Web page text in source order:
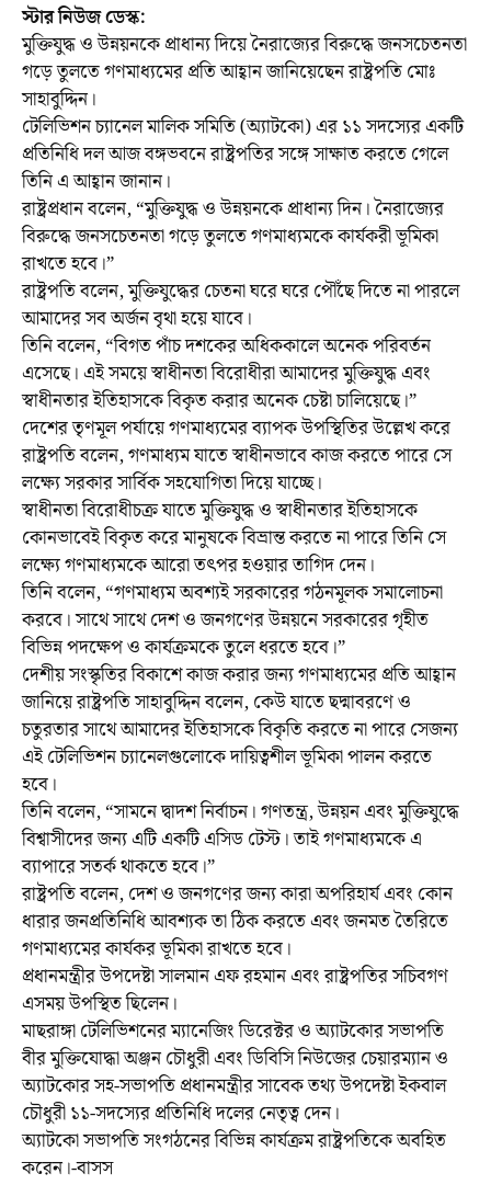
স্টার নিউজ ডেস্ক:
মুক্তিযুদ্ধ ও উন্নয়নকে প্রাধান্য দিয়ে নৈরাজ্যের বিরুদ্ধে জনসচেতনতা
গড়ে তুলতে গণমাধ্যমের প্রতি আহ্বান জানিয়েছেন রাষ্ট্রপতি মোঃ
সাহাবুদ্দিন।
টেলিভিশন চ্যানেল মালিক সমিতি (অ্যাটকো) এর ১১ সদস্যের একটি
প্রতিনিধি দল আজ বঙ্গভবনে রাষ্ট্রপতির সঙ্গে সাক্ষাত করতে গেলে
তিনি এ আহ্বান জানান।
রাষ্ট্রপ্রধান বলেন, “মুক্তিযুদ্ধ ও উন্নয়নকে প্রাধান্য দিন। নৈরাজ্যের
বিরুদ্ধে জনসচেতনতা গড়ে তুলতে গণমাধ্যমকে কার্যকরী ভূমিকা
রাখতে হবে।”
রাষ্ট্রপতি বলেন, মুক্তিযুদ্ধের চেতনা ঘরে ঘরে পৌঁছে দিতে না পারলে
আমাদের সব অর্জন বৃথা হয়ে যাবে।
তিনি বলেন, “বিগত পাঁচ দশকের অধিককালে অনেক পরিবর্তন
এসেছে। এই সময়ে স্বাধীনতা বিরোধীরা আমাদের মুক্তিযুদ্ধ এবং
স্বাধীনতার ইতিহাসকে বিকৃত করার অনেক চেষ্টা চালিয়েছে।”
দেশের তৃণমূল পর্যায়ে গণমাধ্যমের ব্যাপক উপস্থিতির উল্লেখ করে
রাষ্ট্রপতি বলেন, গণমাধ্যম যাতে স্বাধীনভাবে কাজ করতে পারে সে
লক্ষ্যে সরকার সার্বিক সহযোগিতা দিয়ে যাচ্ছে।
স্বাধীনতা বিরোধীচক্র যাতে মুক্তিযুদ্ধ ও স্বাধীনতার ইতিহাসকে
কোনভাবেই বিকৃত করে মানুষকে বিভ্রান্ত করতে না পারে তিনি সে
লক্ষ্যে গণমাধ্যমকে আরো তৎপর হওয়ার তাগিদ দেন।
তিনি বলেন, “গণমাধ্যম অবশ্যই সরকারের গঠনমূলক সমালোচনা
করবে। সাথে সাথে দেশ ও জনগণের উন্নয়নে সরকারের গৃহীত
বিভিন্ন পদক্ষেপ ও কার্যক্রমকে তুলে ধরতে হবে।”
দেশীয় সংস্কৃতির বিকাশে কাজ করার জন্য গণমাধ্যমের প্রতি আহ্বান
জানিয়ে রাষ্ট্রপতি সাহাবুদ্দিন বলেন, কেউ যাতে ছদ্মাবরণে ও
চতুরতার সাথে আমাদের ইতিহাসকে বিকৃতি করতে না পারে সেজন্য
এই টেলিভিশন চ্যানেলগুলোকে দায়িত্বশীল ভূমিকা পালন করতে
হবে।
তিনি বলেন, “সামনে দ্বাদশ নির্বাচন। গণতন্ত্র, উন্নয়ন এবং মুক্তিযুদ্ধে
বিশ্বাসীদের জন্য এটি একটি এসিড টেস্ট। তাই গণমাধ্যমকে এ
ব্যাপারে সতর্ক থাকতে হবে।”
রাষ্ট্রপতি বলেন, দেশ ও জনগণের জন্য কারা অপরিহার্য এবং কোন
ধারার জনপ্রতিনিধি আবশ্যক তা ঠিক করতে এবং জনমত তৈরিতে
গণমাধ্যমের কার্যকর ভূমিকা রাখতে হবে।
প্রধানমন্ত্রীর উপদেষ্টা সালমান এফ রহমান এবং রাষ্ট্রপতির সচিবগণ
এসময় উপস্থিত ছিলেন।
মাছরাঙ্গা টেলিভিশনের ম্যানেজিং ডিরেক্টর ও অ্যাটকোর সভাপতি
বীর মুক্তিযোদ্ধা অঞ্জন চৌধুরী এবং ডিবিসি নিউজের চেয়ারম্যান ও
অ্যাটকোর সহ-সভাপতি প্রধানমন্ত্রীর সাবেক তথ্য উপদেষ্টা ইকবাল
চৌধুরী ১১-সদস্যের প্রতিনিধি দলের নেতৃত্ব দেন।
অ্যাটকো সভাপতি সংগঠনের বিভিন্ন কার্যক্রম রাষ্ট্রপতিকে অবহিত
করেন।-বাসস